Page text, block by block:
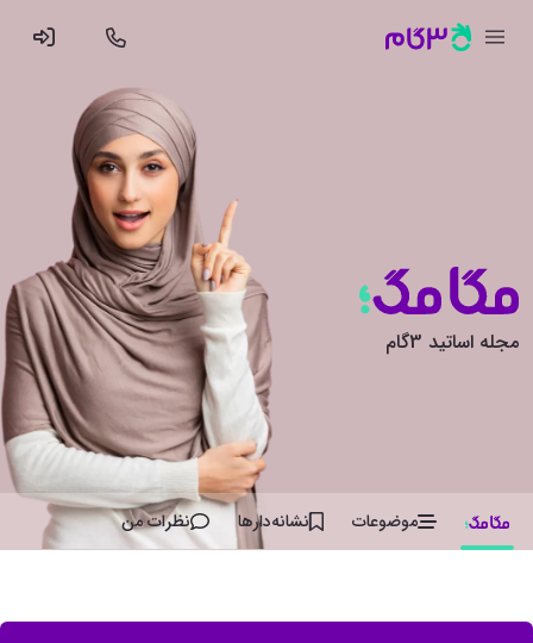
مجله اساتید 3گام
موضوعات نشانه‌دار‌ها نظرات من